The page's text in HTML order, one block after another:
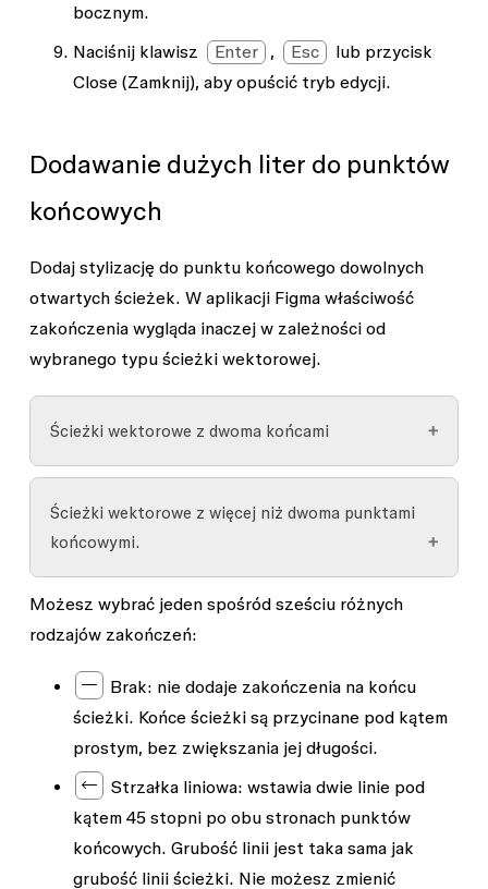
bocznym.
Naciśnij klawisz
Enter Esc
lub przycisk
Close(Zamknij), aby opuścić tryb edycji.
Dodawanie dużych liter do punktów
końcowych
Dodaj stylizację do punktu końcowego dowolnych
otwartych ścieżek. W aplikacji Figma właściwość
zakończenia wygląda inaczej w zależności od
wybranego typu ścieżki wektorowej.
Ścieżki wektorowe z dwoma końcami
na prawym pasku bocznym, jeśli zostanie
wybrana ścieżka wektorowa posiadająca tylko
dwa punkty końcowe. Możesz ustawić każde
zakończenie niezależnie od pozostałych.
Ścieżki wektorowe z więcej niż dwoma punktami
końcowymi.
Aplikacja Figma wyświetli właściwości zakończeń
wmenu zaawansowanym obrysu
niż dwa punkty końcowe.
Nie można edytować zakończeń niezależnie, jeśli
zaznaczono całą ścieżkę wektorową. Aby
niezależnie edytować zakończenia, wybierz
pojedynczy punkt wektorowy w
trybie edycji
wektorowej i dostosuj typ zakończenia.
Możesz wybrać jeden spośród sześciu różnych
rodzajów zakończeń:
Brak: nie dodaje zakończenia na końcu
ścieżki. Końce ścieżki są przycinane pod kątem
prostym, bez zwiększania jej długości.
Strzałka liniowa: wstawia dwie linie pod
kątem 45 stopni po obu stronach punktów
końcowych. Grubość linii jest taka sama jak
grubość linii ścieżki. Nie możesz zmienić